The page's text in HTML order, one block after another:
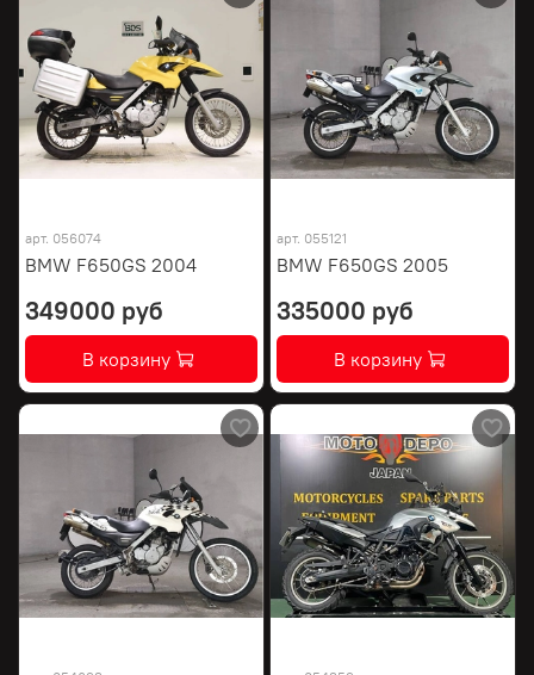
арт. 056074
BMW F650GS 2004
349000 руб
В корзину
арт. 055121
BMW F650GS 2005
335000 руб
В корзину